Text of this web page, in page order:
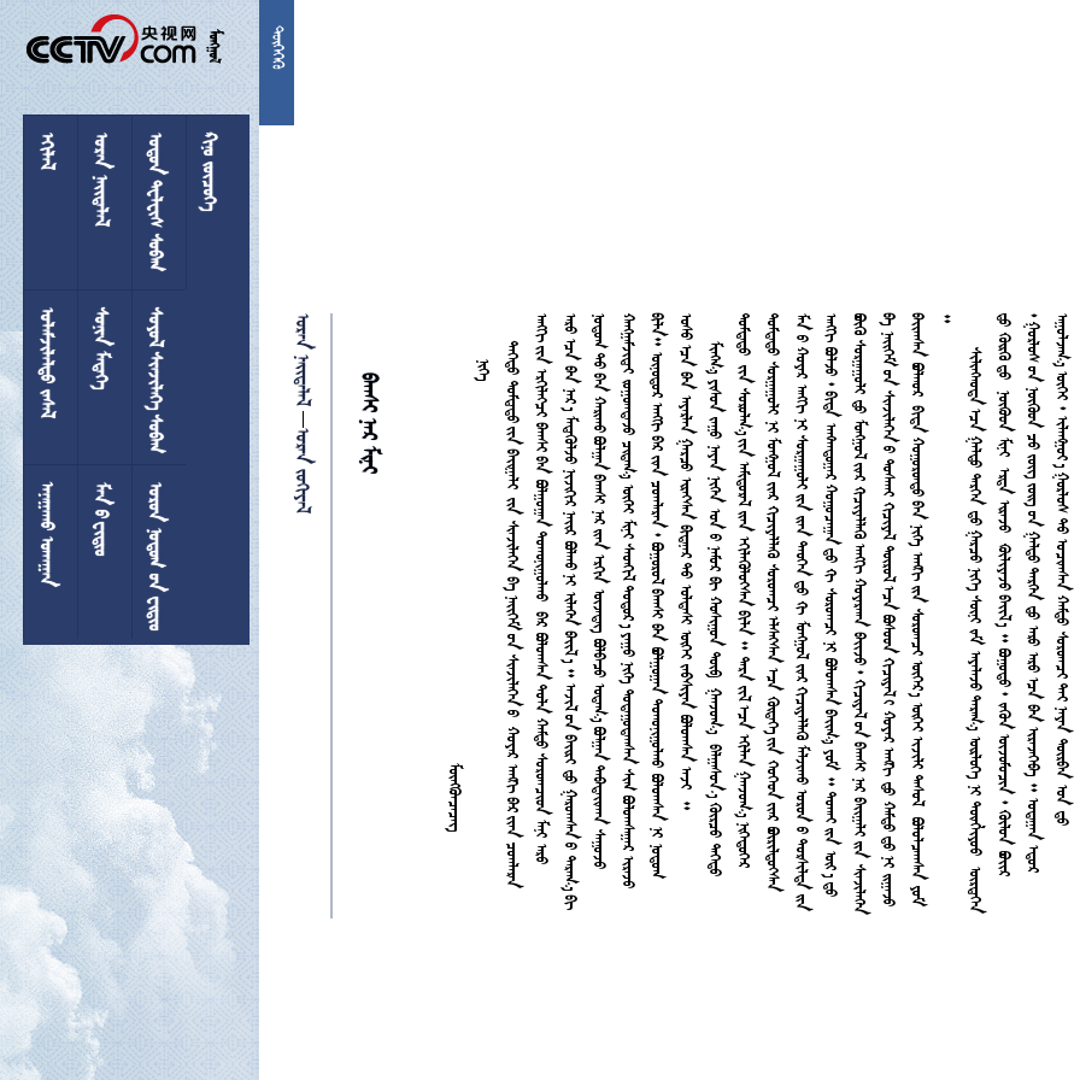


 
 
 
 
 
  
  
  
 
 

    
 






















































































































































































































































































































































































































































































































































































 



































































































































































































































































































































































































































































































































































































































































































 




































































































































































































































































































































































































































































































